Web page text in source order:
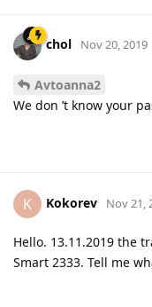
chol Nov 20, 2019
Avtoanna2
We don ’t know your
K Kokorev Nov 21,
Hello. 13.11.2019 the
Smart 2333. Tell me